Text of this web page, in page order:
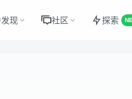
发现 社区 探索